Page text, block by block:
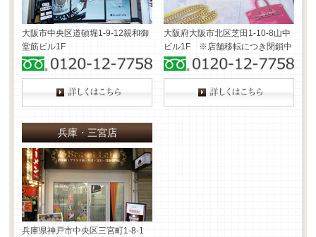
大阪市中央区道頓堀1-9-12親和御
堂筋ビル1F
大阪府大阪市北区芝田1-10-8山中
ビル1F ※店舗移転につき閉鎖中
兵庫・三宮店
兵庫県神戸市中央区三宮町1-8-1